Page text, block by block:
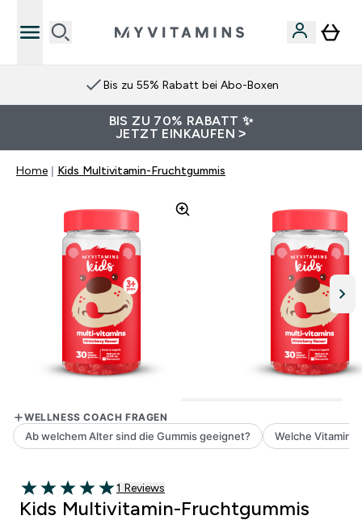
Bis zu 55% Rabatt bei Abo-Boxen
BIS ZU 70% RABATT ✨
JETZT EINKAUFEN >
Home Kids Multivitamin-Fruchtgummis
5 out of 5 stars
1 customer reviews
1 Reviews
Kids Multivitamin-Fruchtgummis